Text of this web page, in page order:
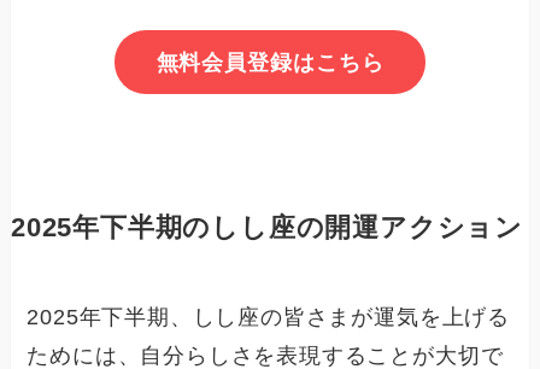
無料会員登録はこちら
2025年下半期のしし座の開運アクション
2025年下半期、しし座の皆さまが運気を上げる
ためには、自分らしさを表現することが大切で